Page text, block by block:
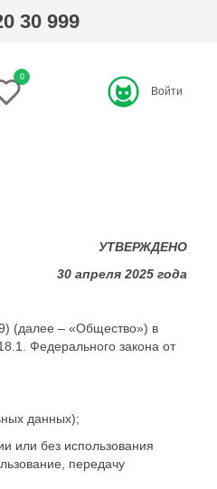
30 999
0
Войти
УТВЕРЖДЕНО
30 апреля 2025 года
(далее – «Общество») в
Федерального закона от
данных);
или без использования
передачу